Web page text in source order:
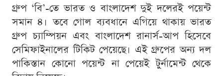
গ্রুপ ‘বি’-তে ভারত ও বাংলাদেশ দুই দলেরই পয়েন্ট
সমান ৪। তবে গোল ব্যবধানে এগিয়ে থাকায় ভারত
গ্রুপ চ্যাম্পিয়ন এবং বাংলাদেশ রানার্স-আপ হিসেবে
সেমিফাইনালের টিকিট পেয়েছে। এই গ্রুপের অন্য দল
পাকিস্তান কোনো পয়েন্ট না পেয়েই টুর্নামেন্ট থেকে